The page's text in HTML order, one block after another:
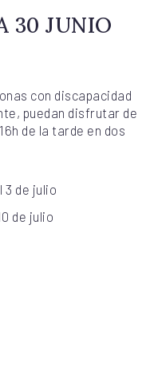
30 JUNIO
con discapacidad
puedan disfrutar de
de la tarde en dos
3 de julio
de julio